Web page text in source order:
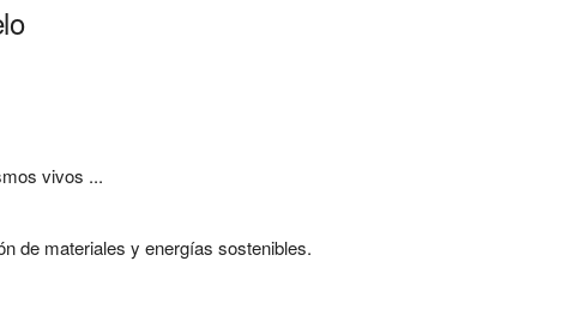
vivos ...
de materiales y energías sostenibles.